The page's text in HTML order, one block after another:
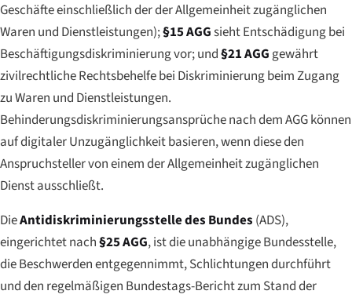
Geschäfte einschließlich der der Allgemeinheit zugänglichen
Waren und Dienstleistungen);§15 AGGsieht Entschädigung bei
Beschäftigungsdiskriminierung vor; und§21 AGGgewährt
zivilrechtliche Rechtsbehelfe bei Diskriminierung beim Zugang
zu Waren und Dienstleistungen.
Behinderungsdiskriminierungsansprüche nach dem AGG können
auf digitaler Unzugänglichkeit basieren, wenn diese den
Anspruchsteller von einem der Allgemeinheit zugänglichen
Dienst ausschließt.
DieAntidiskriminierungsstelle des Bundes (ADS),
eingerichtet nach§25 AGG, ist die unabhängige Bundesstelle,
die Beschwerden entgegennimmt, Schlichtungen durchführt
und den regelmäßigen Bundestags-Bericht zum Stand der